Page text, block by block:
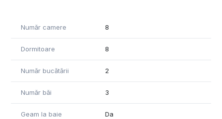
Garaj, curte interioară, grădina , contor curent separat pt
Număr camere 8
Dormitoare 8
Număr bucătării 2
Număr băi 3
Geam la baie Da